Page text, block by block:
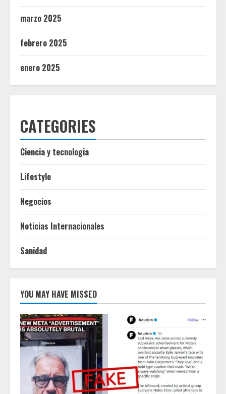
marzo 2025
febrero 2025
enero 2025
CATEGORIES
Ciencia y tecnologia
Lifestyle
Negocios
Noticias Internacionales
Sanidad
YOU MAY HAVE MISSED